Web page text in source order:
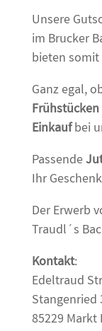
Unsere
im Brucker
bieten somit
Ganz egal,
Frühstücken
Einkaufbei
Passende
Ihr
Der Erwerb
Traudl´s
Kontakt:
Edeltraud
Stangenried
85229